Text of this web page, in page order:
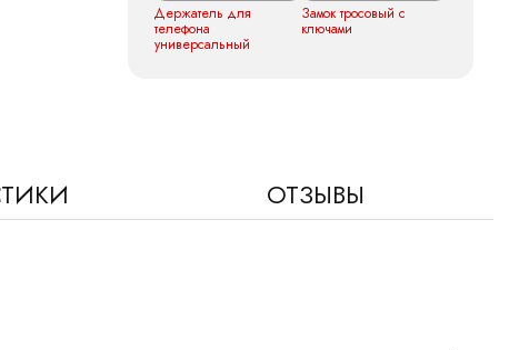
Держатель для
телефона
универсальный
Замок тросовый с
ключами
ОТЗЫВЫ